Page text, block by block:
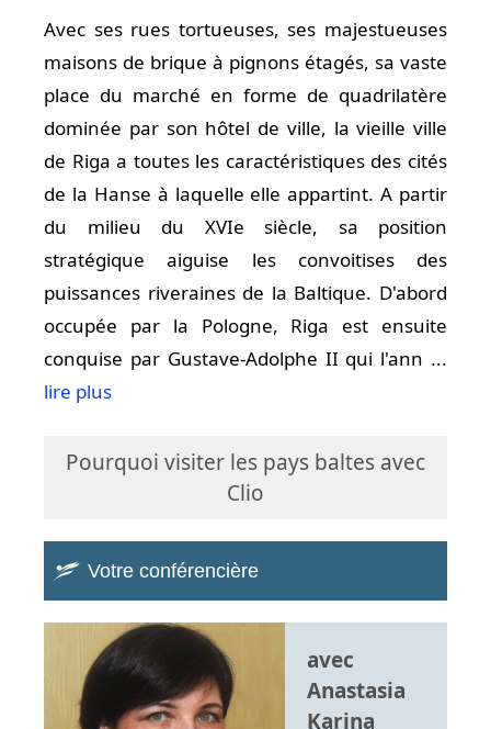
Avec ses rues tortueuses, ses majestueuses
maisons de brique à pignons étagés, sa vaste
place du marché en forme de quadrilatère
dominée par son hôtel de ville, la vieille ville
de Riga a toutes les caractéristiques des cités
de la Hanse à laquelle elle appartint. A partir
du milieu du XVIe siècle, sa position
stratégique aiguise les convoitises des
puissances riveraines de la Baltique. D'abord
occupée par la Pologne, Riga est ensuite
conquise par Gustave-Adolphe II qui l'ann ...
lire plus
Pourquoi visiter les pays baltes avec
Clio
Votre conférencière
avec
Anastasia
Karina